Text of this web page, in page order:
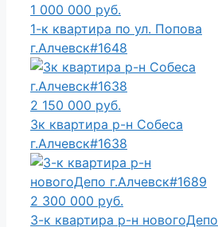
1 000 000 руб.
1-к квартира по ул. Попова
г.Алчевск#1648
2 150 000 руб.
3к квартира р-н Собеса
г.Алчевск#1638
2 300 000 руб.
3-к квартира р-н новогоДепо